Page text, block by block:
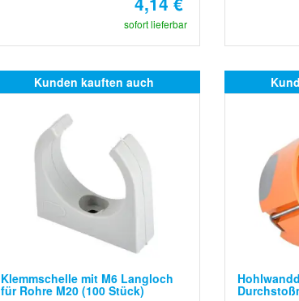
sofort lieferbar
Kunden kauften auch
Klemmschelle mit M6 Langloch
für Rohre M20 (100 Stück)